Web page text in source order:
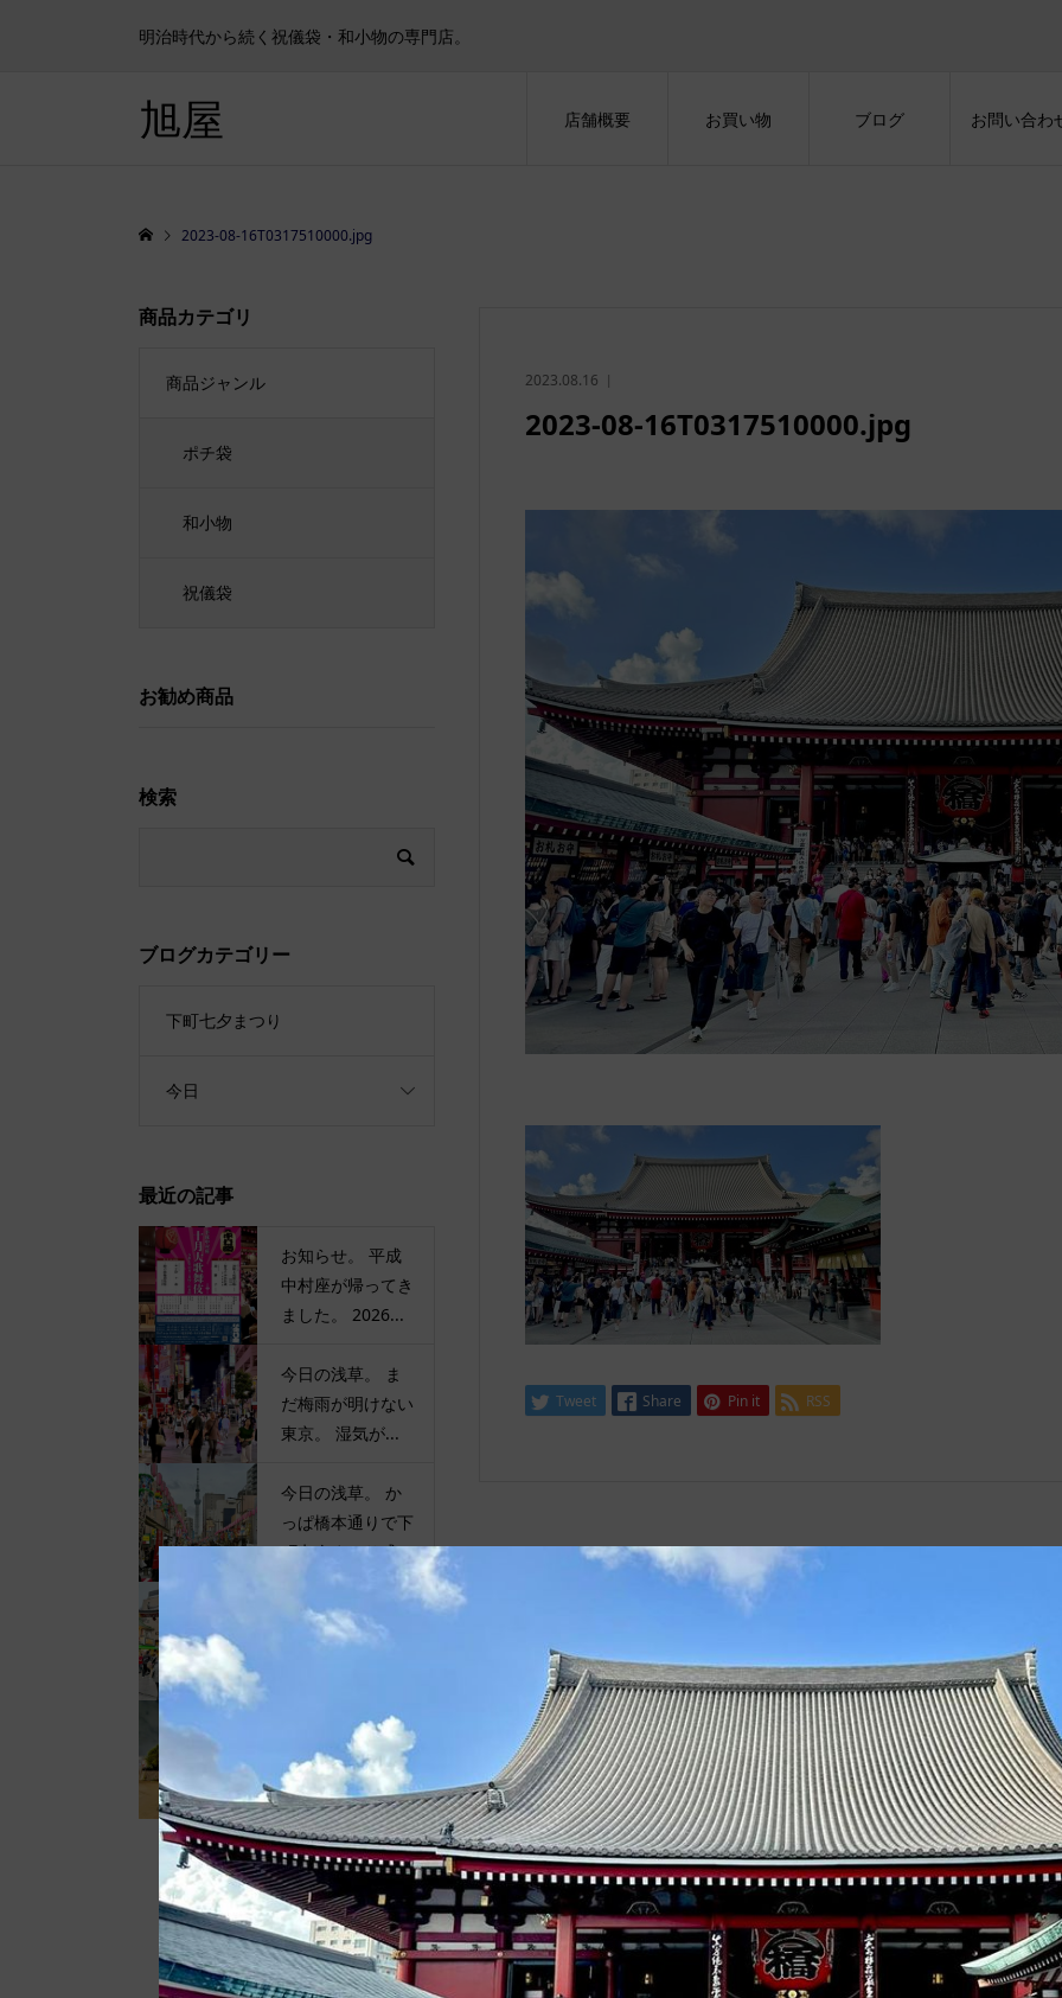
明治時代から続く祝儀袋・和小物の専門店。
旭屋 店舗概要 お買い物 ブログ お問い合わ
2023-08-16T0317510000.jpg
2023.08.16
2023-08-16T0317510000.jpg
Tweet Share Pin it RSS
商品カテゴリ
商品ジャンル
ポチ袋
和小物
祝儀袋
お勧め商品
検索
ブログカテゴリー
下町七夕まつり
今日
最近の記事
お知らせ。 平成
中村座が帰ってき
ました。 2026...
今日の浅草。 ま
だ梅雨が明けない
東京。 湿気が...
今日の浅草。 か
っぱ橋本通りで下
町七夕まつり盛...
今日の浅草。 ダ
ブル台風が通り過
今日の浅草。 伝
法院通りの路上店
舗が撤去されて...